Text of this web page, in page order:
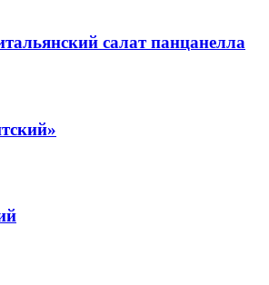
салат панцанелла